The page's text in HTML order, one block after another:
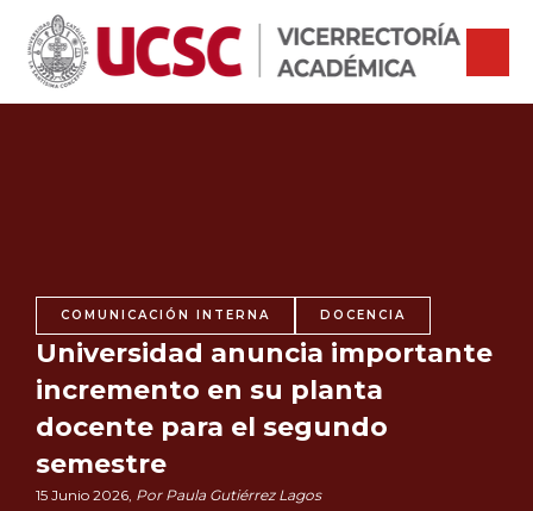
COMUNICACIÓN INTERNA DOCENCIA
Universidad anuncia importante
incremento en su planta
docente para el segundo
semestre
15 Junio 2026, Por Paula Gutiérrez Lagos